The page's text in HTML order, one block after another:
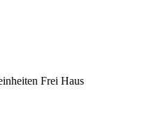
Frei Haus